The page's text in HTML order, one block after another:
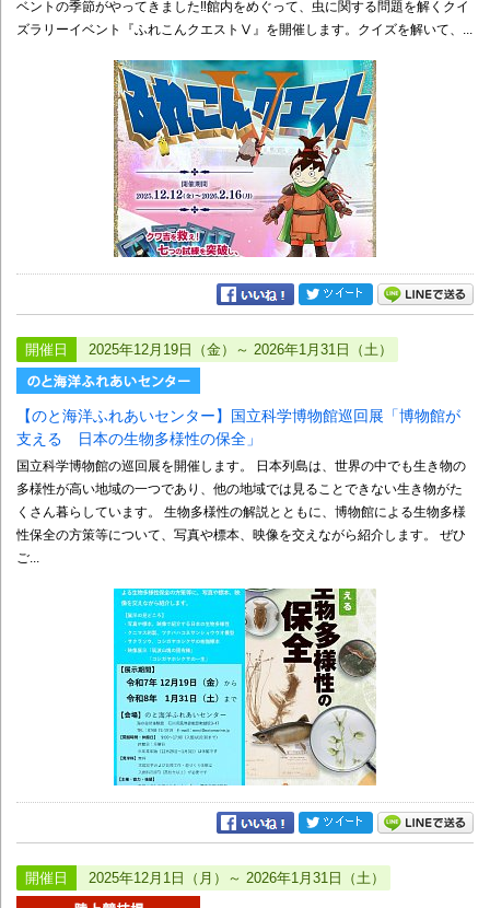
ベントの季節がやってきました‼館内をめぐって、虫に関する問題を解くクイ
ズラリーイベント『ふれこんクエストⅤ』を開催します。クイズを解いて、...
開催日 2025年12月19日（金）～ 2026年1月31日（土）
【のと海洋ふれあいセンター】国立科学博物館巡回展「博物館が
支える 日本の生物多様性の保全」
国立科学博物館の巡回展を開催します。 日本列島は、世界の中でも生き物の
多様性が高い地域の一つであり、他の地域では見ることできない生き物がた
くさん暮らしています。 生物多様性の解説とともに、博物館による生物多様
性保全の方策等について、写真や標本、映像を交えながら紹介します。 ぜひ
ご...
開催日 2025年12月1日（月）～ 2026年1月31日（土）